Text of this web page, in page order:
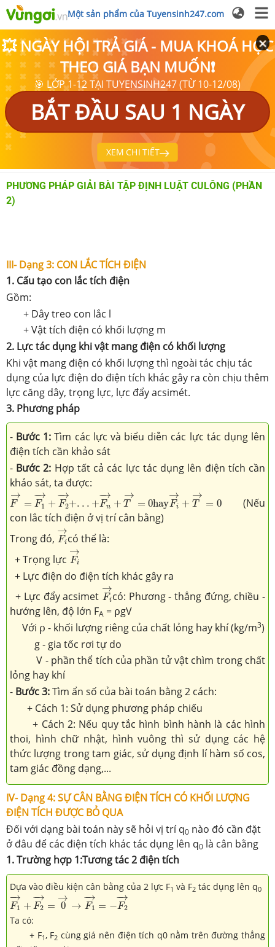
Một sản phẩm của Tuyensinh247.com
💥 NGÀY HỘI TRẢ GIÁ - MUA KHOÁ HỌC
THEO GIÁ BẠN MUỐN❗
🎯 LỚP 1-12 TẠI TUYENSINH247 (TỪ 10-12/08)
BẮT ĐẦU SAU 1 NGÀY
XEM CHI TIẾT
PHƯƠNG PHÁP GIẢI BÀI TẬP ĐỊNH LUẬT CULÔNG (PHẦN
2)
III- Dạng 3: CON LẮC TÍCH ĐIỆN
1. Cấu tạo con lắc tích điện
Gồm:
+ Dây treo con lắc l
+ Vật tích điện có khối lượng m
2. Lực tác dụng khi vật mang điện có khối lượng
Khi vật mang điện có khối lượng thì ngoài tác chịu tác
dụng của lực điện do điện tích khác gây ra còn chịu thêm
lực căng dây, trọng lực, lực đẩy acsimét.
3. Phương pháp
- Bước 1:Tìm các lực và biểu diễn các lực tác dụng lên
điện tích cần khảo sát
- Bước 2: Hợp tất cả các lực tác dụng lên điện tích cần
khảo sát, ta được:
→
F =
−
→
F1 +
−
→
F2+. . . +
−
→
Fn +
→
T = 0hay
→
Fi +
→
T = 0
F→ F1→ +F2 → +Fn →+T ayF →+
(Nếu
con lắc tích điện ở vị trí cân bằng)
Trong đó,
→
Fi
Fi→
có thể là:
+ Trọng lực
→
Fi
Fi→
+ Lực điện do điện tích khác gây ra
+ Lực đẩy acsimet
→
Fi
Fi→
có: Phương - thẳng đứng, chiều -
hướng lên, độ lớn FA = ρgV
Với ρ - khối lượng riêng của chất lỏng hay khí (kg/m3)
g - gia tốc rơi tự do
V - phần thể tích của phần tử vật chìm trong chất
lỏng hay khí
- Bước 3:Tìm ẩn số của bài toán bằng 2 cách:
+ Cách 1: Sử dụng phương pháp chiếu
+ Cách 2: Nếu quy tắc hình bình hành là các hình
thoi, hình chữ nhật, hình vuông thì sử dụng các hệ
thức lượng trong tam giác, sử dụng định lí hàm số cos,
tam giác đồng dạng,...
IV- Dạng 4: SỰ CÂN BẰNG ĐIỆN TÍCH CÓ KHỐI LƯỢNG
ĐIỆN TÍCH ĐƯỢC BỎ QUA
Đối với dạng bài toán này sẽ hỏi vị trí q0 nào đó cần đặt
ở đâu để các điện tích khác tác dụng lên q0 là cân bằng
1. Trường hợp 1:Tương tác 2 điện tích
Dựa vào điều kiện cân bằng của 2 lực F1 và F2 tác dụng lên q0
−
→
F1 +
−
→
F2 =
→
0 →
−
→
F1 = −
−
→
F2
F1→+F2→=0→→F1→=−F2→
Ta có:
+ F1, F2 cùng giá nên điện tích q0 nằm trên đường thẳng